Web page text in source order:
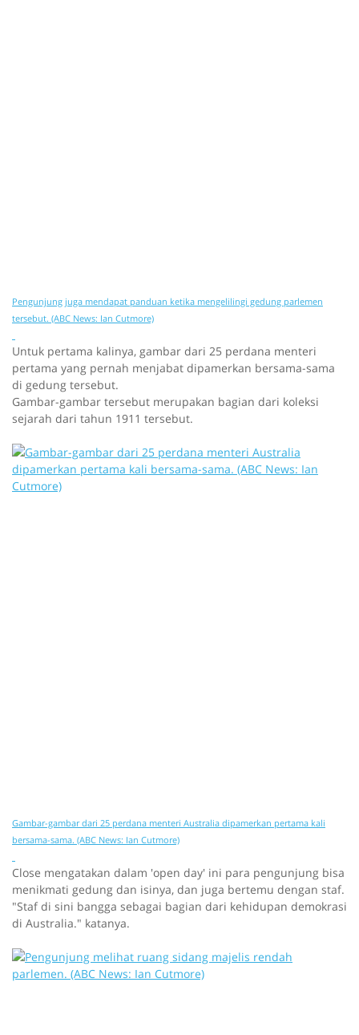
Pengunjung juga mendapat panduan ketika mengelilingi gedung parlemen
tersebut. (ABC News: Ian Cutmore)
Untuk pertama kalinya, gambar dari 25 perdana menteri
pertama yang pernah menjabat dipamerkan bersama-sama
di gedung tersebut.
Gambar-gambar tersebut merupakan bagian dari koleksi
sejarah dari tahun 1911 tersebut.
Gambar-gambar dari 25 perdana menteri Australia dipamerkan pertama kali
bersama-sama. (ABC News: Ian Cutmore)
Close mengatakan dalam 'open day' ini para pengunjung bisa
menikmati gedung dan isinya, dan juga bertemu dengan staf.
"Staf di sini bangga sebagai bagian dari kehidupan demokrasi
di Australia." katanya.